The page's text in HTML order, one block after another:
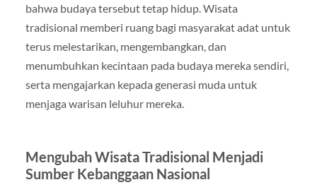
bahwa budaya tersebut tetap hidup. Wisata
tradisional memberi ruang bagi masyarakat adat untuk
terus melestarikan, mengembangkan, dan
menumbuhkan kecintaan pada budaya mereka sendiri,
serta mengajarkan kepada generasi muda untuk
menjaga warisan leluhur mereka.
Mengubah Wisata Tradisional Menjadi
Sumber Kebanggaan Nasional